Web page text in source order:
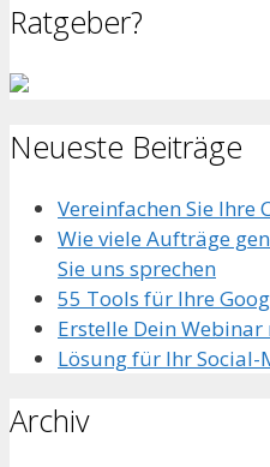
Ratgeber?
Neueste Beiträge
Vereinfachen Sie Ihre
Wie viele Aufträge
Sie uns sprechen
55 Tools für Ihre
Erstelle Dein
Lösung für Ihr
Archiv